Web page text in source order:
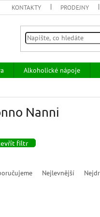
KONTAKTY PRODEJNY
Alkoholické nápoje
Nanni
filtr
Nejlevnější